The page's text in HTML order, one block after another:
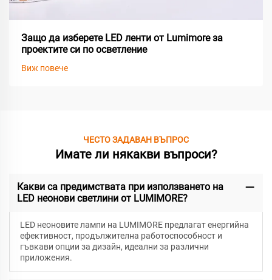
Защо да изберете LED ленти от Lumimore за
проектите си по осветление
Виж повече
ЧЕСТО ЗАДАВАН ВЪПРОС
Имате ли някакви въпроси?
Какви са предимствата при използването на
LED неонови светлини от LUMIMORE?
LED неоновите лампи на LUMIMORE предлагат енергийна
ефективност, продължителна работоспособност и
гъвкави опции за дизайн, идеални за различни
приложения.